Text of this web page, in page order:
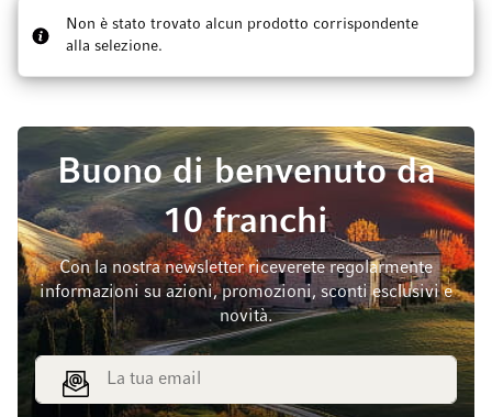
Non è stato trovato alcun prodotto corrispondente
alla selezione.
Buono di benvenuto da
10 franchi
Con la nostra newsletter riceverete regolarmente
informazioni su azioni, promozioni, sconti esclusivi e
novità.
Indirizzo email